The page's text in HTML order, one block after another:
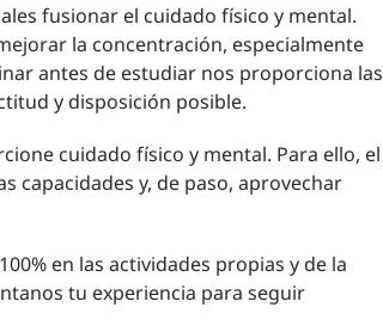
fusionar el cuidado físico y mental.
la concentración, especialmente
antes de estudiar nos proporciona las
y disposición posible.
cuidado físico y mental. Para ello, el
capacidades y, de paso, aprovechar
en las actividades propias y de la
tu experiencia para seguir